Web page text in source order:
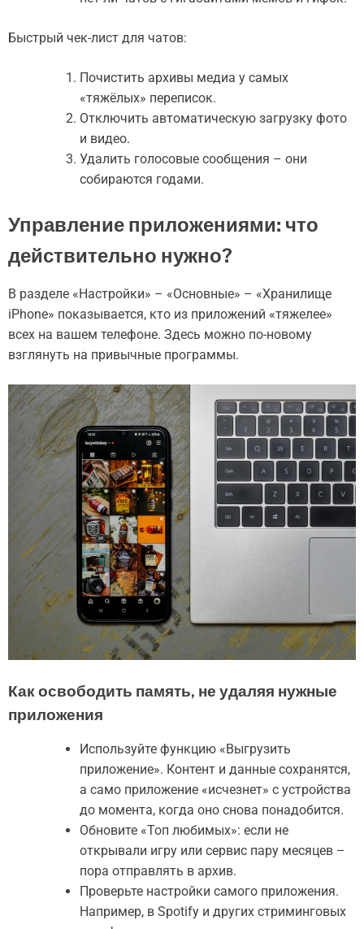
Быстрый чек-лист для чатов:
Почистить архивы медиа у самых
«тяжёлых» переписок.
Отключить автоматическую загрузку фото
и видео.
Удалить голосовые сообщения – они
собираются годами.
Управление приложениями: что
действительно нужно?
В разделе «Настройки» – «Основные» – «Хранилище
iPhone» показывается, кто из приложений «тяжелее»
всех на вашем телефоне. Здесь можно по-новому
взглянуть на привычные программы.
Как освободить память, не удаляя нужные
приложения
Используйте функцию «Выгрузить
приложение». Контент и данные сохранятся,
а само приложение «исчезнет» с устройства
до момента, когда оно снова понадобится.
Обновите «Топ любимых»: если не
открывали игру или сервис пару месяцев –
пора отправлять в архив.
Проверьте настройки самого приложения.
Например, в Spotify и других стриминговых